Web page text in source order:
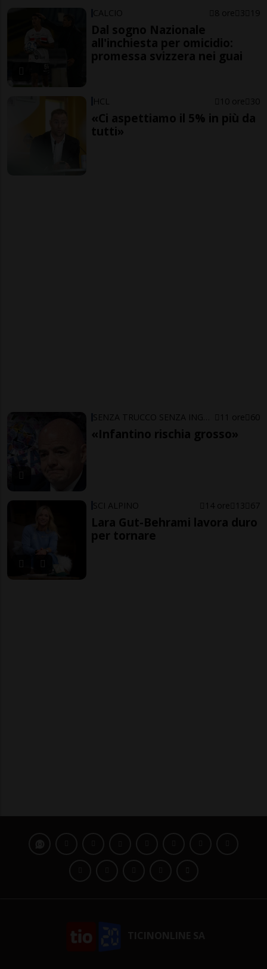
CALCIO 8 ore 3 19
Dal sogno Nazionale
all'inchiesta per omicidio:
promessa svizzera nei guai
HCL 10 ore 30
«Ci aspettiamo il 5% in più da
tutti»
11 ore 60
«Infantino rischia grosso»
SCI ALPINO 14 ore 13 67
Lara Gut-Behrami lavora duro
per tornare